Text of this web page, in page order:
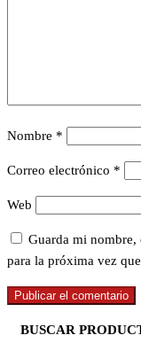
Nombre *
Correo electrónico *
Web
Guarda mi nombre,
para la próxima vez
BUSCAR